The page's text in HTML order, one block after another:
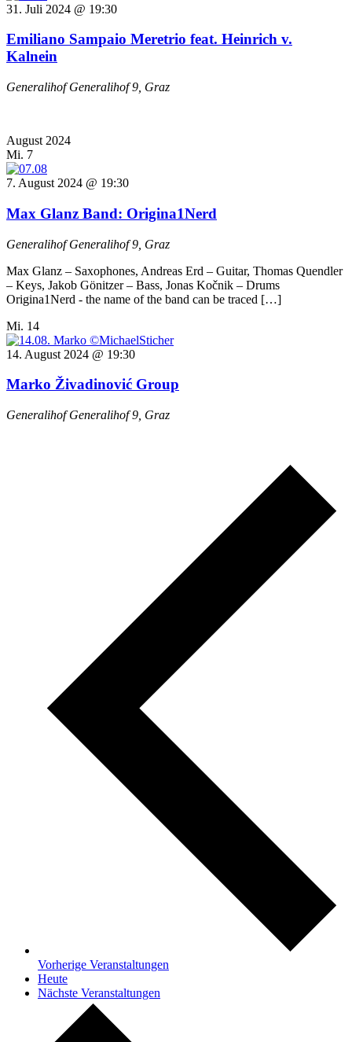
31. Juli 2024 @ 19:30
Emiliano Sampaio Meretrio feat. Heinrich v.
Kalnein
GeneralihofGeneralihof 9, Graz
August 2024
Mi. 7
7. August 2024 @ 19:30
Max Glanz Band: Origina1Nerd
GeneralihofGeneralihof 9, Graz
Max Glanz – Saxophones, Andreas Erd – Guitar, Thomas Quendler
– Keys, Jakob Gönitzer – Bass, Jonas Kočnik – Drums
Origina1Nerd - the name of the band can be traced […]
Mi. 14
14. August 2024 @ 19:30
Marko Živadinović Group
GeneralihofGeneralihof 9, Graz
Vorherige Veranstaltungen
Heute
Nächste Veranstaltungen